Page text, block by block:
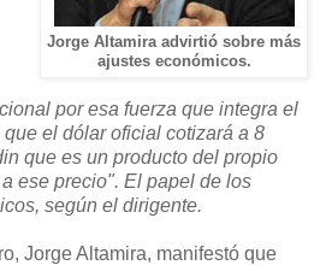
Jorge Altamira advirtió sobre más
ajustes económicos.
por esa fuerza que integra el
el dólar oficial cotizará a 8
que es un producto del propio
ese precio". El papel de los
según el dirigente.
Jorge Altamira, manifestó que